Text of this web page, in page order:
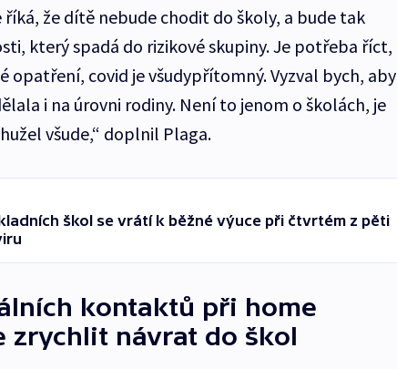
říká, že dítě nebude chodit do školy, a bude tak
který spadá do rizikové skupiny. Je potřeba říct,
opatření, covid je všudypřítomný. Vyzval bych, aby
i na úrovni rodiny. Není to jenom o školách, je
všude,“ doplnil Plaga.
škol se vrátí k běžné výuce při čtvrtém z pěti
kontaktů při home
zrychlit návrat do škol